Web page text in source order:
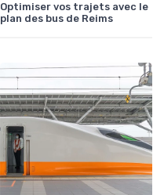
Optimiser vos trajets avec le
plan des bus de Reims